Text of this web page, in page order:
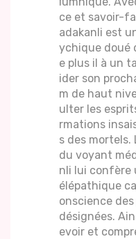
ce et savoir-
adakanli est
ychique doué
e plus il à un
ider son
m de haut
ulter les
rmations
s des
du voyant
nli lui confère
élépathique
onscience
désignées.
evoir et